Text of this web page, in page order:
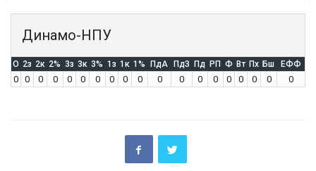
Динамо-НПУ
O 2з 2к 2% 3з 3к 3% 1з 1к 1% ПдА ПдЗ Пд РП Ф Вт Пх Бш ЕФФ
0 0 0 0 0 0 0 0 0 0 0 0 0 0 0 0 0 0 0